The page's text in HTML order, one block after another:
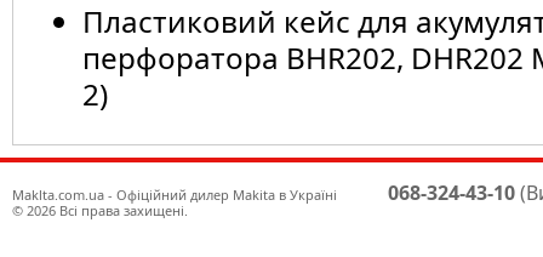
Пластиковий кейс для
перфоратора BHR202, DHR202
2)
Maklta.com.ua - Офіційний дилер Makita в Україні
© 2026 Всі права захищені.
068-324-43-10